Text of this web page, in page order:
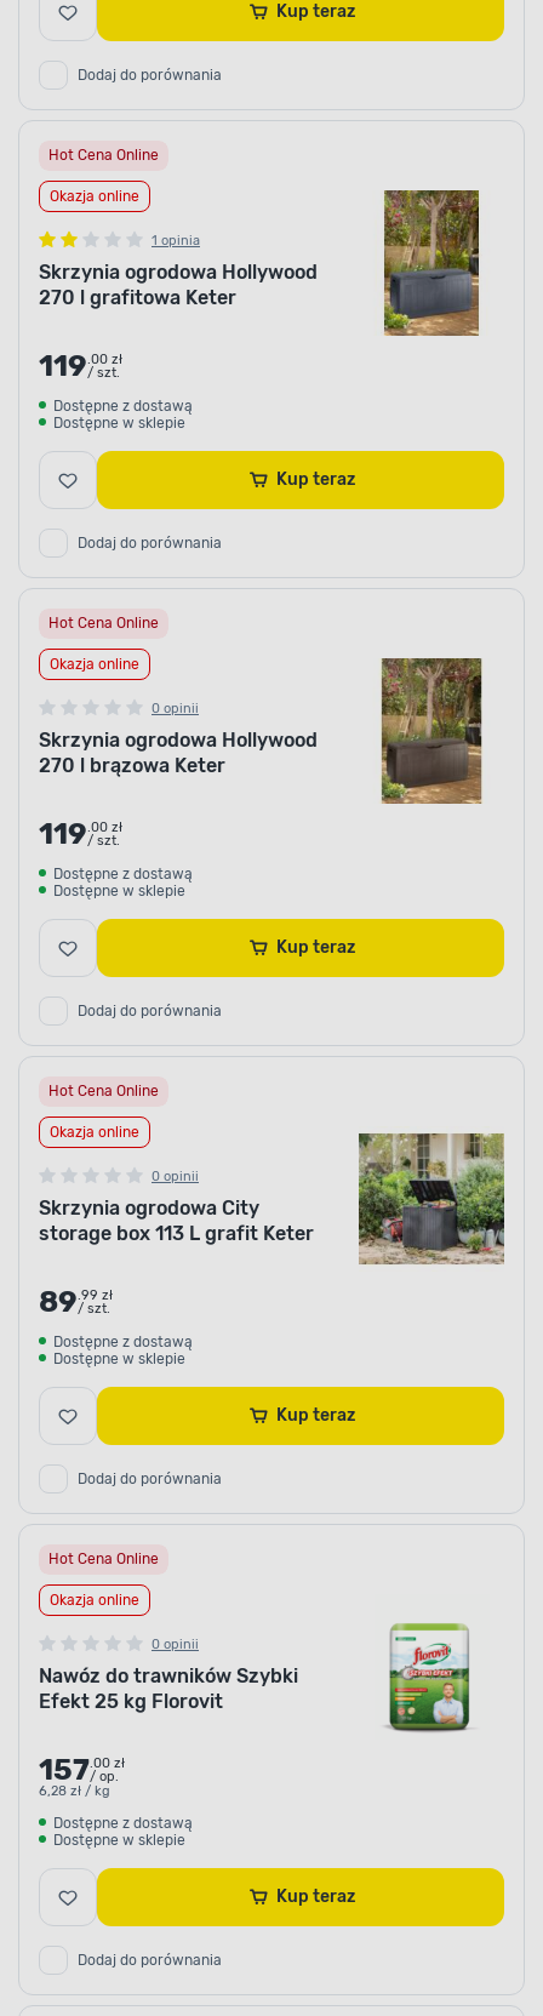
Kup teraz
Dodaj do porównania
Hot Cena Online
Okazja online
1 opinia
Skrzynia ogrodowa Hollywood
270 l grafitowa Keter
119.00 zł
/ szt.
Dostępne z dostawą
Dostępne w sklepie
Kup teraz
Dodaj do porównania
Hot Cena Online
Okazja online
0 opinii
Skrzynia ogrodowa Hollywood
270 l brązowa Keter
119.00 zł
/ szt.
Dostępne z dostawą
Dostępne w sklepie
Kup teraz
Dodaj do porównania
Hot Cena Online
Okazja online
0 opinii
Skrzynia ogrodowa City
storage box 113 L grafit Keter
89.99 zł
/ szt.
Dostępne z dostawą
Dostępne w sklepie
Kup teraz
Dodaj do porównania
Hot Cena Online
Okazja online
0 opinii
Nawóz do trawników Szybki
Efekt 25 kg Florovit
157.00 zł
/ op.
6,28 zł / kg
Dostępne z dostawą
Dostępne w sklepie
Kup teraz
Dodaj do porównania